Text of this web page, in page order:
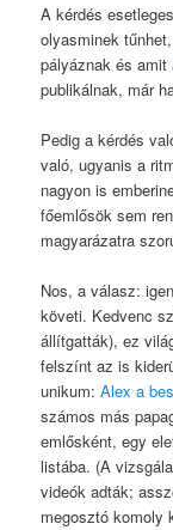
A kérdés
olyasminek
pályáznak és
publikálnak, már
Pedig a kérdés
való, ugyanis a
nagyon is
főemlősök sem
magyarázatra
Nos, a válasz:
követi. Kedvenc
állítgatták), ez
felszínt az is
unikum:Alex a
számos más
emlősként, egy
listába. (A
videók adták;
megosztó komoly